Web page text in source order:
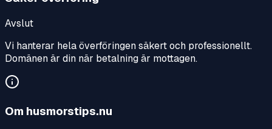
Avslut
Vi hanterar hela överföringen säkert och professionellt.
Domänen är din när betalning är mottagen.
Om husmorstips.nu